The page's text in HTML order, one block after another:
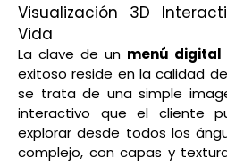
Visualización 3D
Vida
La clave de un menú
exitoso reside en la calidad
se trata de una simple
interactivo que el cliente
explorar desde todos los
complejo, con capas y